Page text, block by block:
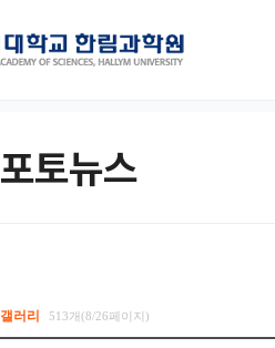
포토뉴스
갤러리 513개(8/26페이지)